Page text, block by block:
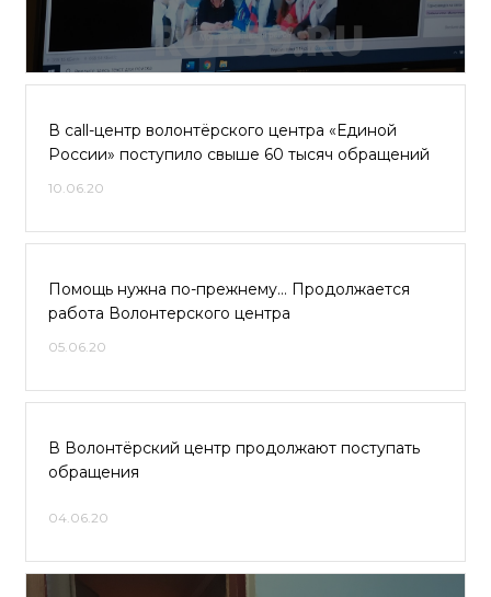
В call-центр волонтёрского центра «Единой
России» поступило свыше 60 тысяч обращений
10.06.20
Помощь нужна по-прежнему… Продолжается
работа Волонтерского центра
05.06.20
В Волонтёрский центр продолжают поступать
обращения
04.06.20